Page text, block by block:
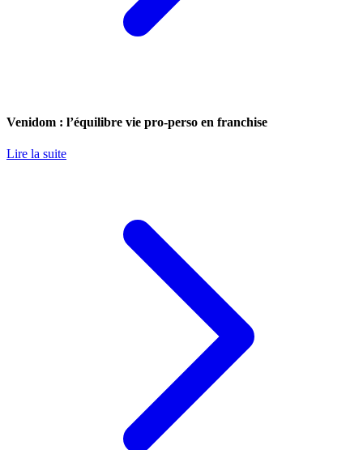
Venidom : l’équilibre vie pro-perso en franchise
Lire la suite